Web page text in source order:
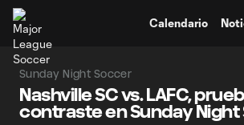
Calendario
Sunday Night Soccer
Nashville SC vs. LAFC,
contraste en Sunday Night